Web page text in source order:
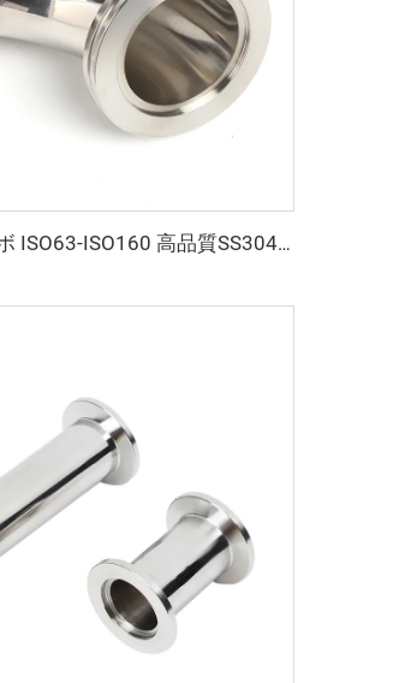
ISO-K 90度エルボ ISO63-ISO160 高品質SS304 SS316L 真空フランジ 鍛造ステンレス鋼 クランプ接続 真空エルボ